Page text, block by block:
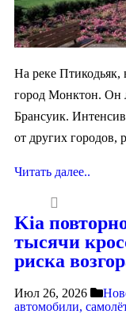
На реке Птикодьяк,
город Монктон. Он
Брансуик.
от других городов,
Читать далее..
Kia
тысячи
риска
Июл 26, 2026
автомобили,